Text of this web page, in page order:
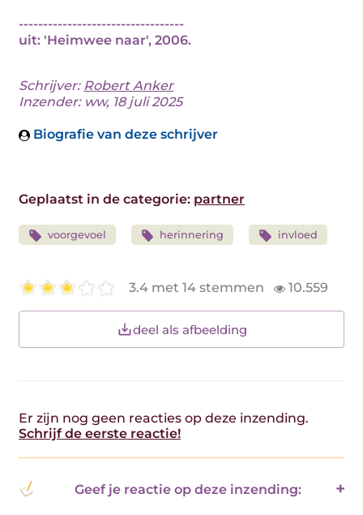
----------------------------------
uit: 'Heimwee naar', 2006.
Schrijver: Robert Anker
Inzender: ww, 18 juli 2025
Biografie van deze schrijver
Geplaatst in de categorie: partner
voorgevoel herinnering invloed
3.4 met 14 stemmen 10.559
deel als afbeelding
Er zijn nog geen reacties op deze inzending.
Schrijf de eerste reactie!
Geef je reactie op deze inzending: